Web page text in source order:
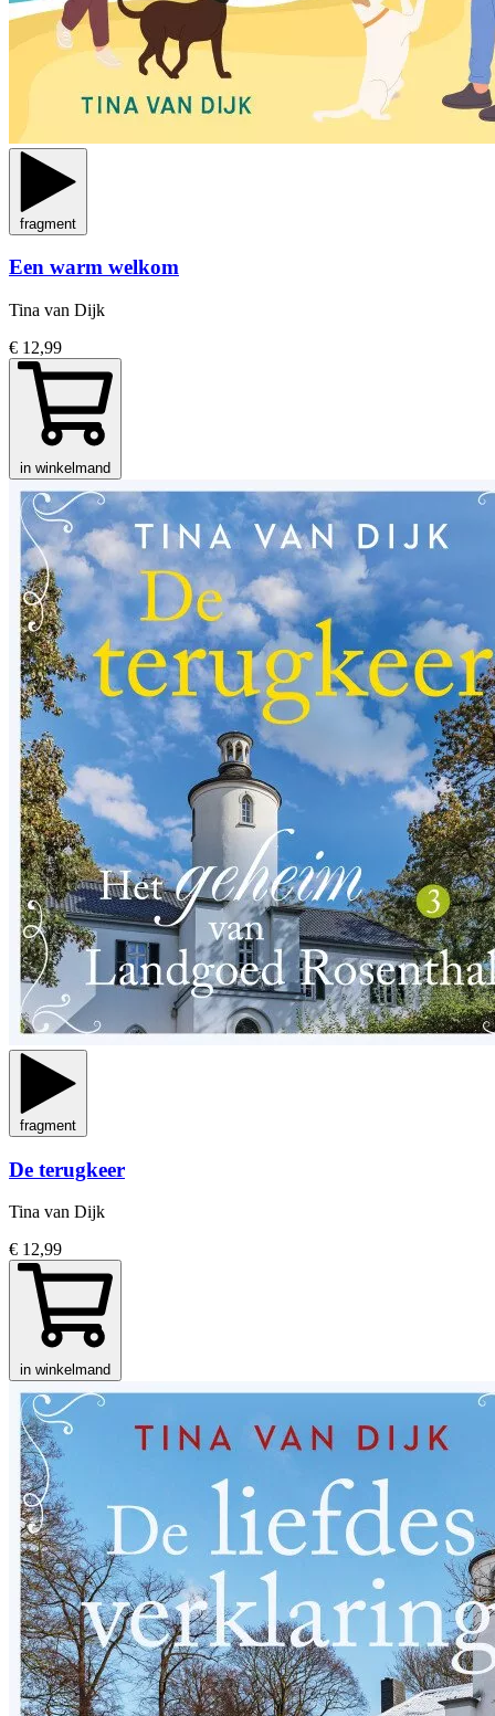
fragment
Een warm welkom
Tina van Dijk
€ 12,99
in winkelmand
fragment
De terugkeer
Tina van Dijk
€ 12,99
in winkelmand